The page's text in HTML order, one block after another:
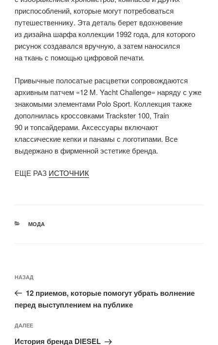
приспособлений, которые могут потребоваться
путешественнику. Эта деталь берет вдохновение
из дизайна шарфа коллекции 1992 года, для которого
рисунок создавался вручную, а затем наносился
на ткань с помощью цифровой печати.
Привычные полосатые расцветки сопровождаются
архивным патчем «12 M. Yacht Challenge» наряду с уже
знакомыми элементами Polo Sport. Коллекция также
дополнилась кроссовками Trackster 100, Train
90 и топсайдерами. Аксессуары включают
классические кепки и панамы с логотипами. Все
выдержано в фирменной эстетике бренда.
ЕЩЕ РАЗ ИСТОЧНИК
РУБРИКИ
МОДА
по
записям
Предыдущая
запись:
НАЗАД
12 приемов, которые помогут убрать волнение
перед выступлением на публике
Следующая
запись
ДАЛЕЕ
История бренда DIESEL